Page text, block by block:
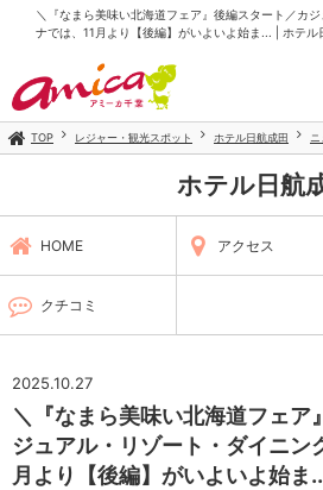
＼『なまら美味い北海道フェア』後編スタート／カ
ナでは、11月より【後編】がいよいよ始ま... | ホテル
TOP レジャー・観光スポット ホテル日航成田
ホテル日航
HOME アクセス
クチコミ
2025.10.27
＼『なまら美味い北海道フェア
ジュアル・リゾート・ダイニン
月より【後編】がいよいよ始ま